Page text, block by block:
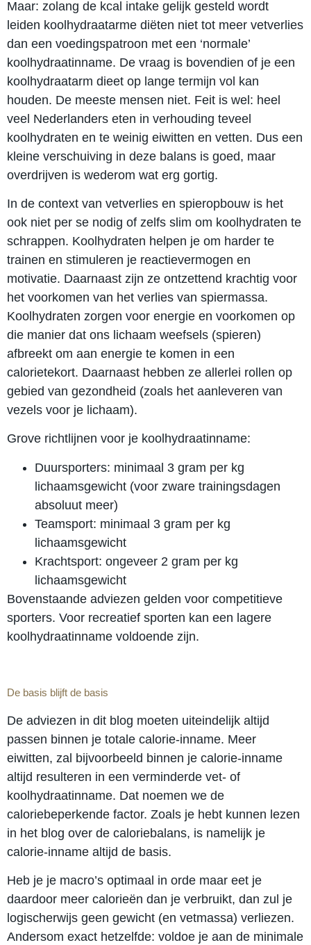
Maar: zolang de kcal intake gelijk gesteld wordt
leiden koolhydraatarme diëten niet tot meer vetverlies
dan een voedingspatroon met een ‘normale’
koolhydraatinname. De vraag is bovendien of je een
koolhydraatarm dieet op lange termijn vol kan
houden. De meeste mensen niet. Feit is wel: heel
veel Nederlanders eten in verhouding teveel
koolhydraten en te weinig eiwitten en vetten. Dus een
kleine verschuiving in deze balans is goed, maar
overdrijven is wederom wat erg gortig.
In de context van vetverlies en spieropbouw is het
ook niet per se nodig of zelfs slim om koolhydraten te
schrappen. Koolhydraten helpen je om harder te
trainen en stimuleren je reactievermogen en
motivatie. Daarnaast zijn ze ontzettend krachtig voor
het voorkomen van het verlies van spiermassa.
Koolhydraten zorgen voor energie en voorkomen op
die manier dat ons lichaam weefsels (spieren)
afbreekt om aan energie te komen in een
calorietekort. Daarnaast hebben ze allerlei rollen op
gebied van gezondheid (zoals het aanleveren van
vezels voor je lichaam).
Grove richtlijnen voor je koolhydraatinname:
Duursporters: minimaal 3 gram per kg
lichaamsgewicht (voor zware trainingsdagen
absoluut meer)
Teamsport: minimaal 3 gram per kg
lichaamsgewicht
Krachtsport: ongeveer 2 gram per kg
lichaamsgewicht
Bovenstaande adviezen gelden voor competitieve
sporters. Voor recreatief sporten kan een lagere
koolhydraatinname voldoende zijn.
De basis blijft de basis
De adviezen in dit blog moeten uiteindelijk altijd
passen binnen je totale calorie-inname. Meer
eiwitten, zal bijvoorbeeld binnen je calorie-inname
altijd resulteren in een verminderde vet- of
koolhydraatinname. Dat noemen we de
caloriebeperkende factor. Zoals je hebt kunnen lezen
in het blog over de caloriebalans, is namelijk je
calorie-inname altijd de basis.
Heb je je macro’s optimaal in orde maar eet je
daardoor meer calorieën dan je verbruikt, dan zul je
logischerwijs geen gewicht (en vetmassa) verliezen.
Andersom exact hetzelfde: voldoe je aan de minimale